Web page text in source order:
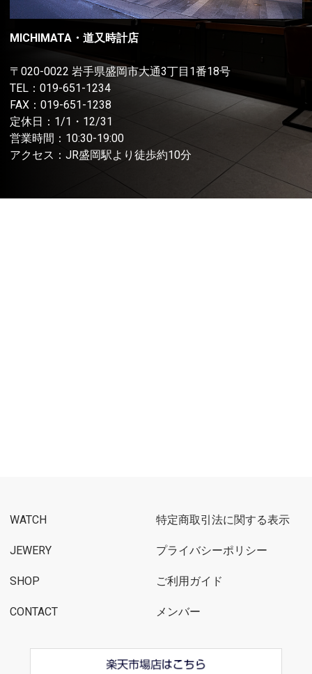
MICHIMATA・道又時計店
〒020-0022 岩手県盛岡市大通3丁目1番18号
TEL： 019-651-1234
FAX：019-651-1238
定休日：1/1・12/31
営業時間：10:30-19:00
アクセス：JR盛岡駅より徒歩約10分
WATCH
JEWERY
SHOP
CONTACT
特定商取引法に関する表示
プライバシーポリシー
ご利用ガイド
メンバー